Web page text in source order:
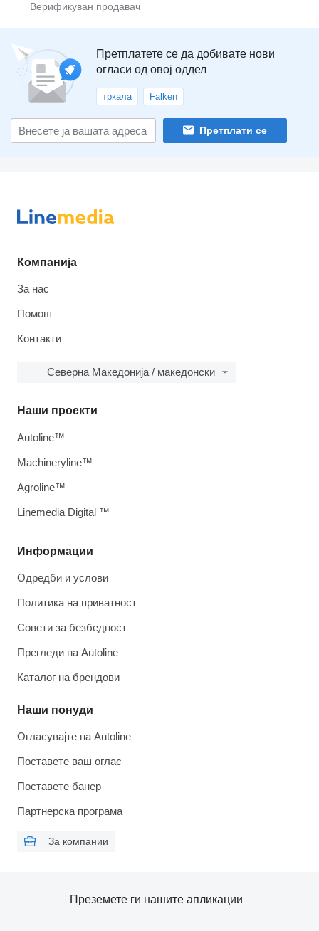
Претплатете се да добивате нови
огласи од овој оддел
тркала Falken
Претплати се
Компанија
За нас
Помош
Контакти
Северна Македонија / македонски
Информации
Одредби и услови
Политика на приватност
Совети за безбедност
Прегледи на Autoline
Каталог на брендови
Наши понуди
Огласувајте на Autoline
Поставете ваш оглас
Поставете банер
Партнерска програма
За компании
Наши проекти
Autoline™
Machineryline™
Agroline™
Linemedia Digital ™
Преземете ги нашите апликации